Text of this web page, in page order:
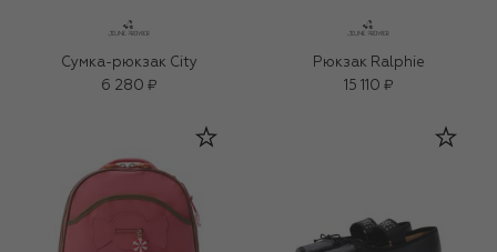
Сумка-рюкзак City
6 280 ₽
Рюкзак Ralphie
15 110 ₽